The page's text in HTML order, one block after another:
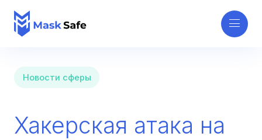
Новости сферы
Хакерская атака на